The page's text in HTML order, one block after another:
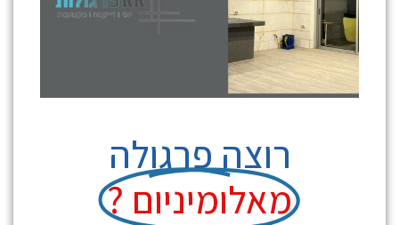
רוצה פרגולה
מאלומיניום ?